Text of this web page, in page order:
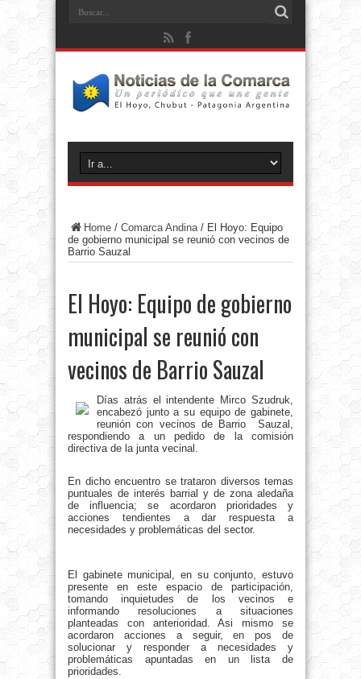
Home / Comarca Andina/ El Hoyo: Equipo
de gobierno municipal se reunió con vecinos de
Barrio Sauzal
El Hoyo: Equipo de gobierno
municipal se reunió con
vecinos de Barrio Sauzal
Días atrás el intendente Mirco Szudruk,
encabezó junto a su equipo de gabinete,
reunión con vecinos de Barrio Sauzal,
respondiendo a un pedido de la comisión
directiva de la junta vecinal.
En dicho encuentro se trataron diversos temas
puntuales de interés barrial y de zona aledaña
de influencia; se acordaron prioridades y
acciones tendientes a dar respuesta a
necesidades y problemáticas del sector.
El gabinete municipal, en su conjunto, estuvo
presente en este espacio de participación,
tomando inquietudes de los vecinos e
informando resoluciones a situaciones
planteadas con anterioridad. Asi mismo se
acordaron acciones a seguir, en pos de
solucionar y responder a necesidades y
problemáticas apuntadas en un lista de
prioridades.